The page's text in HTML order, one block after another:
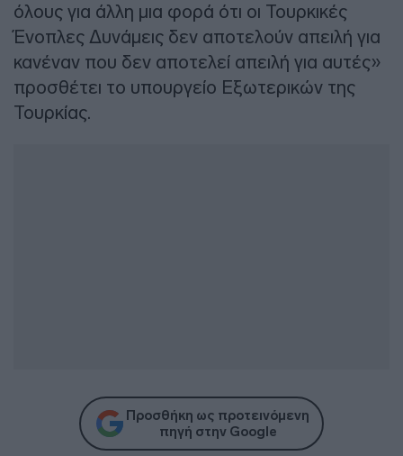
όλους για άλλη μια φορά ότι οι Τουρκικές
Ένοπλες Δυνάμεις δεν αποτελούν απειλή για
κανέναν που δεν αποτελεί απειλή για αυτές»
προσθέτει το υπουργείο Εξωτερικών της
Τουρκίας.
Προσθήκη ως προτεινόμενη
πηγή στην Google